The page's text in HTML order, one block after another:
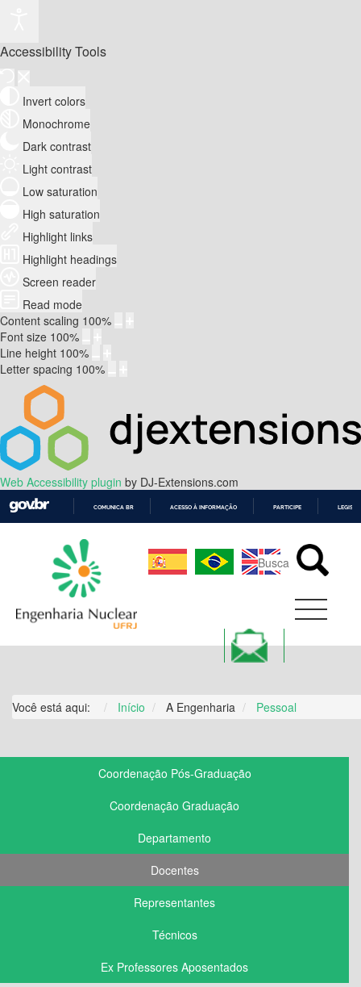
Accessibility Tools
Invert colors
Monochrome
Dark contrast
Light contrast
Low saturation
High saturation
Highlight links
Highlight headings
Screen reader
Read mode
Content scaling 100%
Font size 100%
Line height 100%
Letter spacing 100%
Web Accessibility plugin by DJ-Extensions.com
CONTEÚDO
COMUNICA BR ACESSO À INFORMAÇÃO PARTICIPE
Você está aqui: Início A Engenharia Pessoal
Coordenação Pós-Graduação
Coordenação Graduação
Departamento
Docentes
Representantes
Técnicos
Ex Professores Aposentados